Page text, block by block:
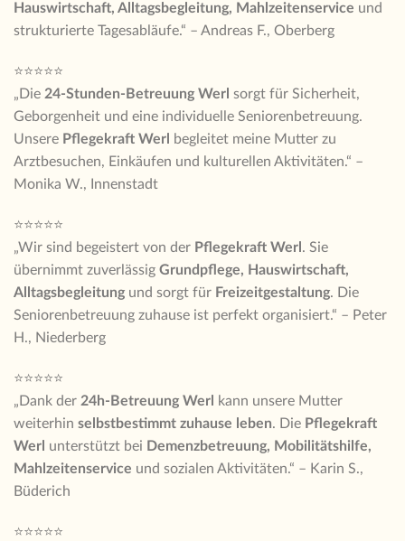
Hauswirtschaft, Alltagsbegleitung, Mahlzeitenservice und
strukturierte Tagesabläufe.“ – Andreas F., Oberberg
⭐⭐⭐⭐⭐
„Die 24-Stunden-Betreuung Werl sorgt für Sicherheit,
Geborgenheit und eine individuelle Seniorenbetreuung.
Unsere Pflegekraft Werl
begleitet meine Mutter zu
Arztbesuchen, Einkäufen und kulturellen Aktivitäten.“ –
Monika W., Innenstadt
⭐⭐⭐⭐⭐
„Wir sind begeistert von der Pflegekraft Werl . Sie
übernimmt zuverlässig Grundpflege, Hauswirtschaft,
Alltagsbegleitung und sorgt für Freizeitgestaltung. Die
Seniorenbetreuung zuhause ist perfekt organisiert.“ – Peter
H., Niederberg
⭐⭐⭐⭐⭐
„Dank der 24h-Betreuung Werl
kann unsere Mutter
weiterhin selbstbestimmt zuhause leben. Die Pflegekraft
Werl unterstützt bei Demenzbetreuung, Mobilitätshilfe,
Mahlzeitenservice und sozialen Aktivitäten.“ – Karin S.,
Büderich
⭐⭐⭐⭐⭐